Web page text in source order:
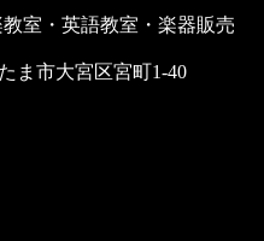
室・英語教室・楽器販売
ま市大宮区宮町1-40